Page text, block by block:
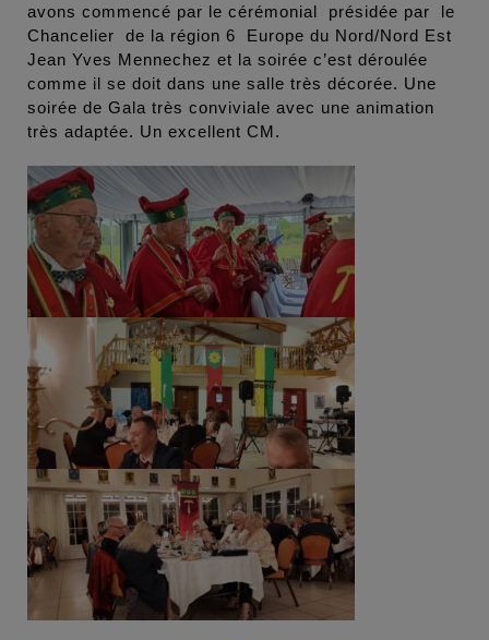
avons commencé par le cérémonial présidée par le
Chancelier de la région 6 Europe du Nord/Nord Est
Jean Yves Mennechez et la soirée c’est déroulée
comme il se doit dans une salle très décorée. Une
soirée de Gala très conviviale avec une animation
très adaptée. Un excellent CM.